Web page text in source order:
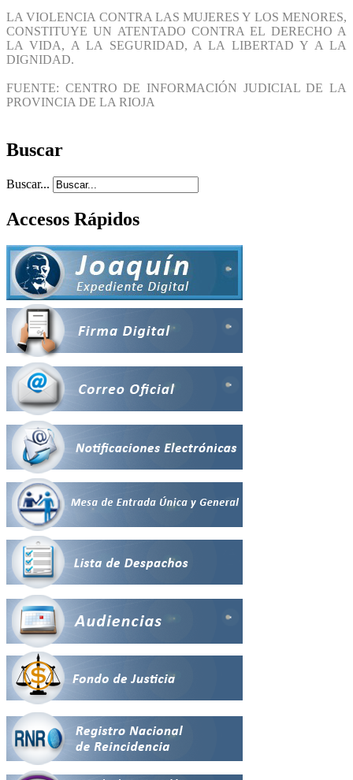
LA VIOLENCIA CONTRA LAS MUJERES Y LOS MENORES,
CONSTITUYE UN ATENTADO CONTRA EL DERECHO A
LA VIDA, A LA SEGURIDAD, A LA LIBERTAD Y A LA
DIGNIDAD.
FUENTE: CENTRO DE INFORMACIÓN JUDICIAL DE LA
PROVINCIA DE LA RIOJA
Buscar
Buscar...
Accesos Rápidos